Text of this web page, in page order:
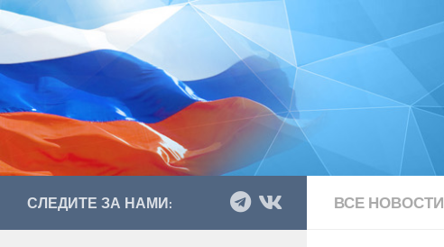
ВСЕ НОВОСТИ
СЛЕДИТЕ ЗА НАМИ: